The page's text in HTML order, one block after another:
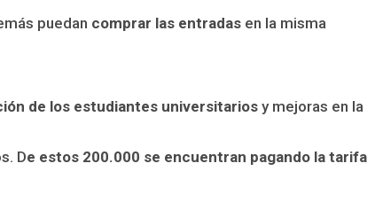
puedan comprar las entradas en la misma
de los estudiantes universitarios y mejoras en la
De estos 200.000 se encuentran pagando la tarifa